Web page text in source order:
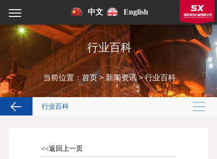
中文 English
行业百科
当前位置：首页>新闻资讯>行业百科
行业百科
<<返回上一页